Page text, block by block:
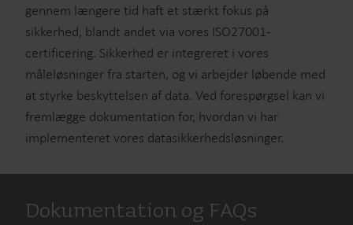
gennem længere tid haft et stærkt fokus på
sikkerhed, blandt andet via vores ISO27001-
certificering. Sikkerhed er integreret i vores
måleløsninger fra starten, og vi arbejder løbende med
at styrke beskyttelsen af data. Ved forespørgsel kan vi
fremlægge dokumentation for, hvordan vi har
implementeret vores datasikkerhedsløsninger.
Dokumentation og FAQs